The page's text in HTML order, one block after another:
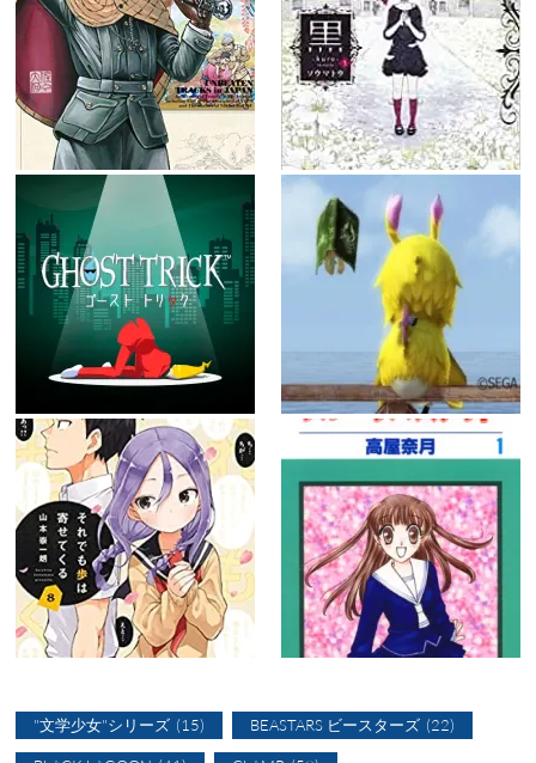
"文学少女"シリーズ (15) BEASTARS ビースターズ (22)